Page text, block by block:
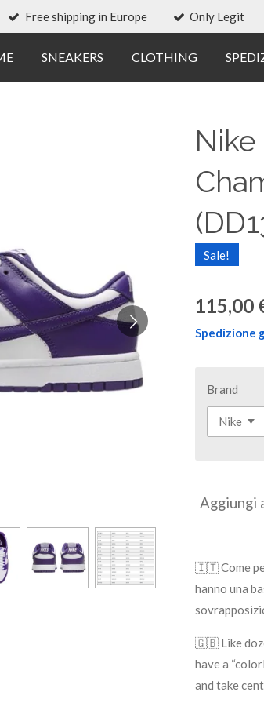
Free shipping in Europe Only Legit
SNEAKERS CLOTHING
Sale!
115,00
Spedizione
Brand
Aggiungi
🇮🇹 Come
hanno una
🇬🇧 Like
have a
and take